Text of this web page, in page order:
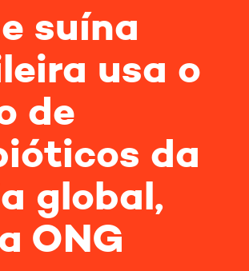
suína
usa o
de
da
global,
ONG